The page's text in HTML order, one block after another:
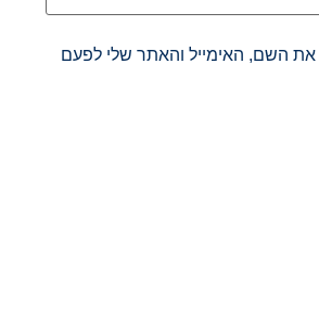
השם, האימייל והאתר שלי לפעם